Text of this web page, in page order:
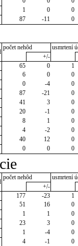
1 0
0
87 -11 0
počet nehôd
usmrtení
+/-
65 0
1
6 0
0
0 -4
0
87 -21
0
41 3
0
20 -1
0
8 1
0
4 -2
0
40 12
0
0 0 0
počet nehôd
usmrtení
+/-
177 -23
1
51 16
0
1 1
0
23 3
0
1 -4
0
4 -1
0